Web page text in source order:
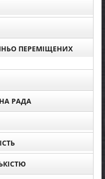
ПЕРЕМІЩЕНИХ
РАДА